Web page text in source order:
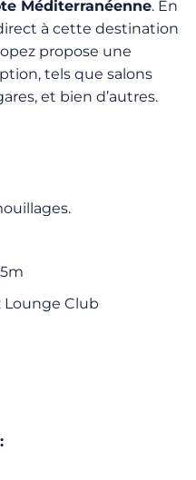
Méditerranéenne. En
à cette destination
propose une
tels que salons
et bien d’autres.
Lounge Club